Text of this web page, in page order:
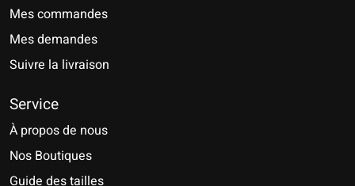
Mes commandes
Mes demandes
Suivre la livraison
Service
À propos de nous
Nos Boutiques
Guide des tailles